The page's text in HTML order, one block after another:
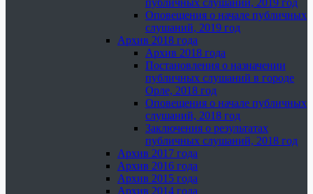
публичных слушаний, 2019 год
Оповещения о начале публичных
слушаний, 2019 год
Архив 2018 года
Архив 2018 года
Постановления о назначении
публичных слушаний в городе
Орле, 2018 год
Оповещения о начале публичных
слушаний, 2018 год
Заключения о результатах
публичных слушаний, 2018 год
Архив 2017 года
Архив 2016 года
Архив 2015 года
Архив 2014 года